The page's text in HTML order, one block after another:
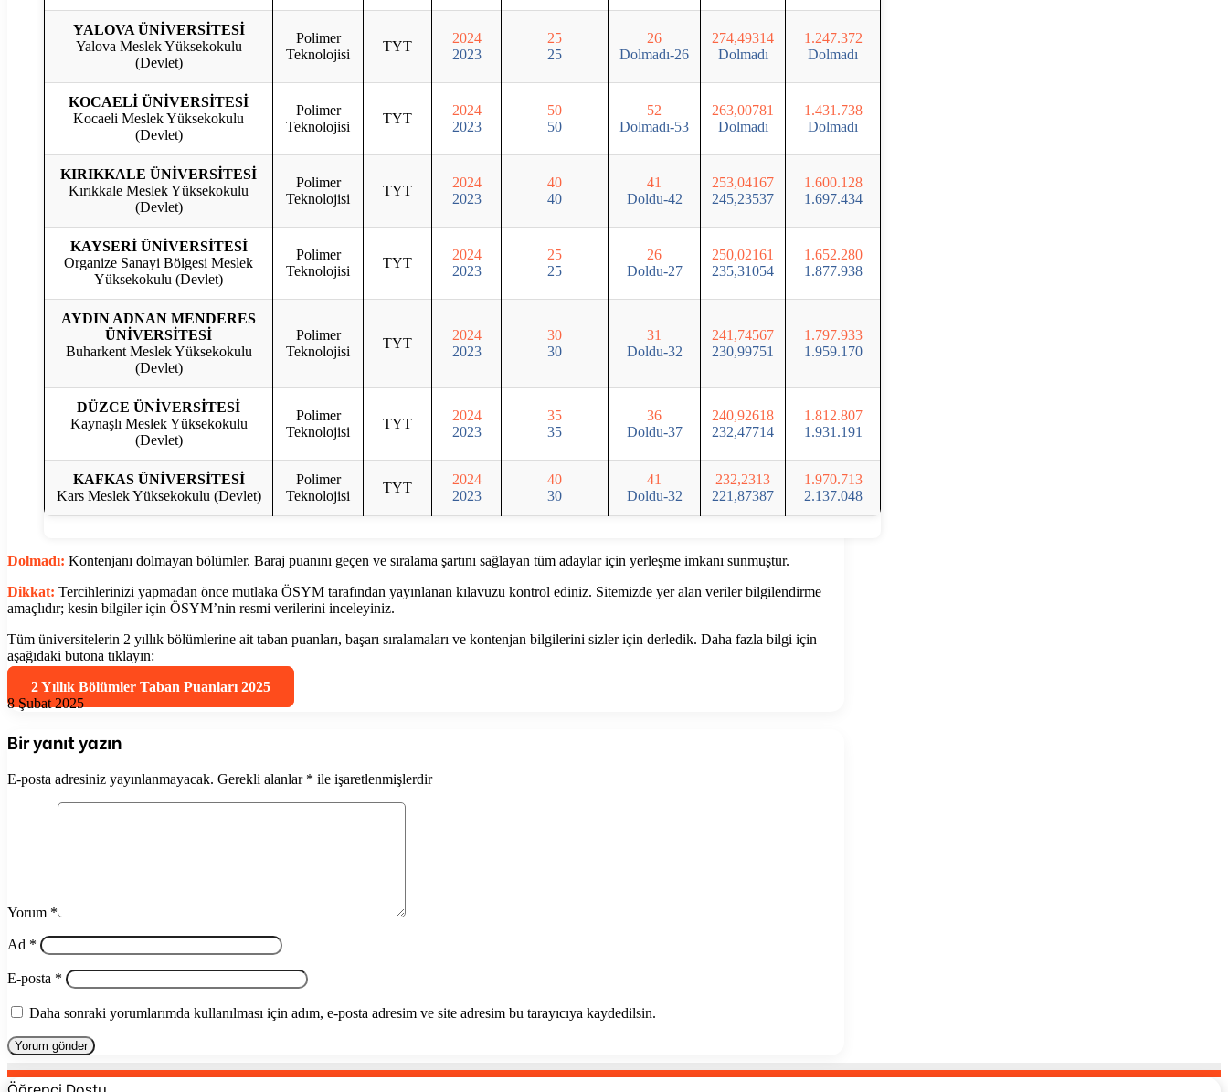
YALOVA ÜNİVERSİTESİ
Yalova Meslek Yüksekokulu
(Devlet)
Polimer
Teknolojisi
TYT
2024
2023
25
25
26
Dolmadı-26
274,49314
Dolmadı
1.247.372
Dolmadı
KOCAELİ ÜNİVERSİTESİ
Kocaeli Meslek Yüksekokulu
(Devlet)
Polimer
Teknolojisi
TYT
2024
2023
50
50
52
Dolmadı-53
263,00781
Dolmadı
1.431.738
Dolmadı
KIRIKKALE ÜNİVERSİTESİ
Kırıkkale Meslek Yüksekokulu
(Devlet)
Polimer
Teknolojisi
TYT
2024
2023
40
40
41
Doldu-42
253,04167
245,23537
1.600.128
1.697.434
KAYSERİ ÜNİVERSİTESİ
Organize Sanayi Bölgesi Meslek
Yüksekokulu (Devlet)
Polimer
Teknolojisi
TYT
2024
2023
25
25
26
Doldu-27
250,02161
235,31054
1.652.280
1.877.938
AYDIN ADNAN MENDERES
ÜNİVERSİTESİ
Buharkent Meslek Yüksekokulu
(Devlet)
Polimer
Teknolojisi
TYT
2024
2023
30
30
31
Doldu-32
241,74567
230,99751
1.797.933
1.959.170
DÜZCE ÜNİVERSİTESİ
Kaynaşlı Meslek Yüksekokulu
(Devlet)
Polimer
Teknolojisi
TYT
2024
2023
35
35
36
Doldu-37
240,92618
232,47714
1.812.807
1.931.191
KAFKAS ÜNİVERSİTESİ
Kars Meslek Yüksekokulu (Devlet)
Polimer
Teknolojisi
TYT
2024
2023
40
30
41
Doldu-32
232,2313
221,87387
1.970.713
2.137.048
Dolmadı: Kontenjanı dolmayan bölümler. Baraj puanını geçen ve sıralama şartını sağlayan tüm adaylar için yerleşme imkanı sunmuştur.
Dikkat: Tercihlerinizi yapmadan önce mutlaka ÖSYM tarafından yayınlanan kılavuzu kontrol ediniz. Sitemizde yer alan veriler bilgilendirme
amaçlıdır; kesin bilgiler için ÖSYM’nin resmi verilerini inceleyiniz.
Tüm üniversitelerin 2 yıllık bölümlerine ait taban puanları, başarı sıralamaları ve kontenjan bilgilerini sizler için derledik. Daha fazla bilgi için
aşağıdaki butona tıklayın:
2 Yıllık Bölümler Taban Puanları 2025
8 Şubat 2025
Bir yanıt yazın
E-posta adresiniz yayınlanmayacak. Gerekli alanlar * ile işaretlenmişlerdir
Yorum *
Ad *
E-posta *
Daha sonraki yorumlarımda kullanılması için adım, e-posta adresim ve site adresim bu tarayıcıya kaydedilsin.
Öğrenci Dostu